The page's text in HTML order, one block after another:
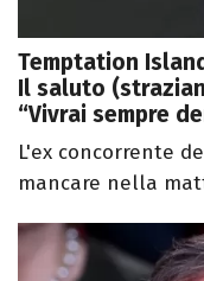
Temptation
Il saluto
“Vivrai sempre
L'ex concorrente
mancare nella